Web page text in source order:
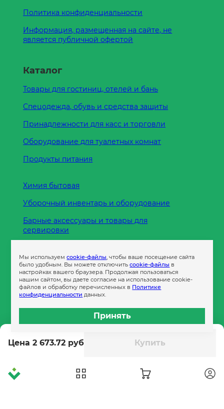
Цена 2 673.72 руб Купить
Политика конфиденциальности
Информация, размещенная на сайте, не
является публичной офертой
Каталог
Товары для гостиниц, отелей и бань
Спецодежда, обувь и средства защиты
Принадлежности для касс и торговли
Оборудование для туалетных комнат
Продукты питания
Химия бытовая
Уборочный инвентарь и оборудование
Барные аксессуары и товары для
сервировки
Пленка
Пакеты и сумки
Контейнеры
Бумага офисная
Гигиеническая продукция
Мы используемcookie-файлы, чтобы ваше посещение сайта
было удобным. Вы можете отключитьcookie-файлы в
настройках вашего браузера. Продолжая пользоваться
нашим сайтом, вы даете согласие на использование cookie-
файлов и обработку перечисленных в Политике
конфиденциальности данных.
Принять